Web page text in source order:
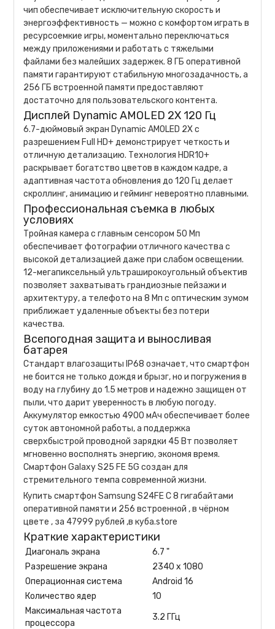
чип обеспечивает исключительную скорость и
энергоэффективность — можно с комфортом играть в
ресурсоемкие игры, моментально переключаться
между приложениями и работать с тяжелыми
файлами без малейших задержек. 8 ГБ оперативной
памяти гарантируют стабильную многозадачность, а
256 ГБ встроенной памяти предоставляют
достаточно для пользовательского контента.
Дисплей Dynamic AMOLED 2X 120 Гц
6.7-дюймовый экран Dynamic AMOLED 2X с
разрешением Full HD+ демонстрирует четкость и
отличную детализацию. Технология HDR10+
раскрывает богатство цветов в каждом кадре, а
адаптивная частота обновления до 120 Гц делает
скроллинг, анимацию и гейминг невероятно плавными.
Профессиональная съемка в любых
условиях
Тройная камера с главным сенсором 50 Мп
обеспечивает фотографии отличного качества с
высокой детализацией даже при слабом освещении.
12-мегапиксельный ультраширокоугольный объектив
позволяет захватывать грандиозные пейзажи и
архитектуру, а телефото на 8 Мп с оптическим зумом
приближает удаленные объекты без потери
качества.
Всепогодная защита и выносливая
батарея
Стандарт влагозащиты IP68 означает, что смартфон
не боится не только дождя и брызг, но и погружения в
воду на глубину до 1.5 метров и надежно защищен от
пыли, что дарит уверенность в любую погоду.
Аккумулятор емкостью 4900 мАч обеспечивает более
суток автономной работы, а поддержка
сверхбыстрой проводной зарядки 45 Вт позволяет
мгновенно восполнять энергию, экономя время.
Смартфон Galaxy S25 FE 5G создан для
стремительного темпа современной жизни.
Купить смартфон Samsung S24FE С 8 гигабайтами
оперативной памяти и 256 встроенной , в чёрном
цвете , за 47999 рублей ,в куба.store
Краткие характеристики
Диагональ экрана
6.7 "
Разрешение экрана
2340 x 1080
Операционная система
Android 16
Количество ядер
10
Максимальная частота
процессора
3.2 ГГц